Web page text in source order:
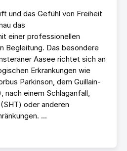
und das Gefühl von Freiheit
das
einer professionellen
Begleitung. Das besondere
Aasee richtet sich an
Erkrankungen wie
Parkinson, dem Guillain-
nach einem Schlaganfall,
oder anderen
...